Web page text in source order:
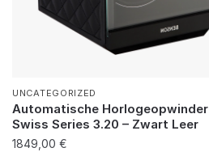
UNCATEGORIZED
Automatische Horlogeopwinder
Swiss Series 3.20 – Zwart Leer
1849,00 €